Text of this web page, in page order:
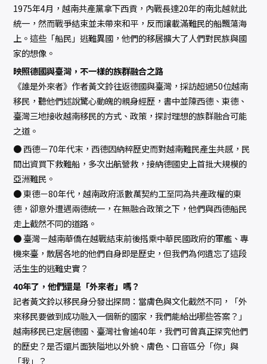
1975年4月，越南共產黨拿下西貢，內戰長達20年的南北越就此
統一，然而戰爭結束並未帶來和平，反而讓載滿難民的船飄蕩海
上。這些「船民」逃難異國，他們的移居擴大了人們對民族與國
家的想像。
映照德國與臺灣，不一樣的族群融合之路
《誰是外來者》作者黃文鈴往返德國與臺灣，採訪超過50位越南
移民，聽他們述說驚心動魄的親身經歷，書中並陳西德、東德、
臺灣三地接收越南移民的方式、政策，探討理想的族群融合可能
之道。
● 西德－70年代末，西德因納粹歷史而對越南難民產生共感，民
間出資買下救難船，多次出航營救，接納德國史上首批大規模的
亞洲難民。
● 東德－80年代，越南政府派數萬契約工至同為共產政權的東
德，卻意外遭遇兩德統一，在無融合政策之下，他們與西德船民
走上截然不同的道路。
● 臺灣－越南華僑在越戰結束前後搭乘中華民國政府的軍艦、專
機來臺，散居各地的他們自身即是歷史，但我們為何遺忘了這段
活生生的逃難史實？
40年了，他們還是「外來者」嗎？
記者黃文鈴以移民身分發出探問：當膚色與文化截然不同，「外
來移民要做到成功融入一個新的國家，我們能給出哪些答案？」
越南移民已定居德國、臺灣社會逾40年，我們可曾真正探究他們
的歷史？是否還片面狹隘地以外貌、膚色、口音區分「你」與
「我」？